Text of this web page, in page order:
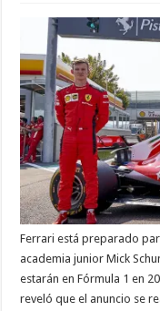
Ferrari está preparado
academia junior Mick
estarán en Fórmula 1 en
reveló que el anuncio se